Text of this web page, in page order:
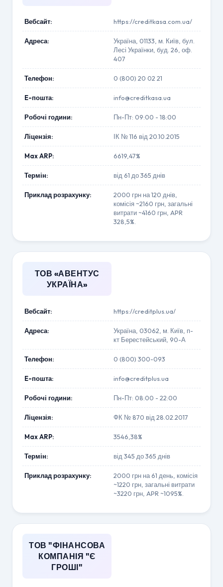
Вебсайт: https://creditkasa.com.ua/
Адреса:
Україна, 01133, м. Київ, бул.
Лесі Українки, буд. 26, оф.
407
Телефон: 0 (800) 20 02 21
E-пошта: info@creditkasa.ua
Робочі години: Пн-Пт: 09:00 - 18:00
Ліцензія: ІК № 116 від 20.10.2015
Max ARP: 6619,47%
Термін: від 61 до 365 днів
Приклад розрахунку:
2000 грн на 120 днів,
комісія ~2160 грн, загальні
витрати ~4160 грн, APR
328,5%.
ТОВ «АВЕНТУС
УКРАЇНА»
Вебсайт: https://creditplus.ua/
Адреса:
Україна, 03062, м. Київ, п-
кт Берестейський, 90-А
Телефон: 0 (800) 300-093
E-пошта: info@creditplus.ua
Робочі години: Пн-Пт: 08:00 - 22:00
Ліцензія: ФК № 870 від 28.02.2017
Max ARP: 3546,38%
Термін: від 345 до 365 днів
Приклад розрахунку:
2000 грн на 61 день, комісія
~1220 грн, загальні витрати
~3220 грн, APR ~1095%.
ТОВ "ФІНАНСОВА
КОМПАНІЯ "Є
ГРОШІ"